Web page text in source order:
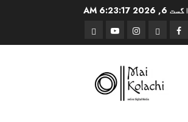
اگست 6, 2026 6:23:18 AM
Facebook
Instagram
YouTube
Threads